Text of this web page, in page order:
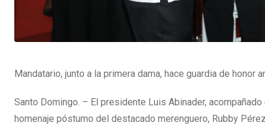
Mandatario, junto a la primera dama, hace guardia de honor
Santo Domingo. – El presidente Luis Abinader,
homenaje póstumo del destacado merenguero, Rubby